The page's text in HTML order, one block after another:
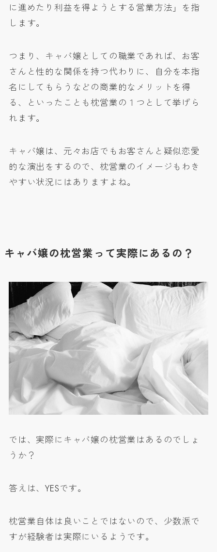
に進めたり利益を得ようとする営業方法」を指
します。
つまり、キャバ嬢としての職業であれば、お客
さんと性的な関係を持つ代わりに、自分を本指
名にしてもらうなどの商業的なメリットを得
る、といったことも枕営業の１つとして挙げら
れます。
キャバ嬢は、元々お店でもお客さんと疑似恋愛
的な演出をするので、枕営業のイメージもわき
やすい状況にはありますよね。
キャバ嬢の枕営業って実際にあるの？
では、実際にキャバ嬢の枕営業はあるのでしょ
うか？
答えは、YESです。
枕営業自体は良いことではないので、少数派で
すが経験者は実際にいるようです。